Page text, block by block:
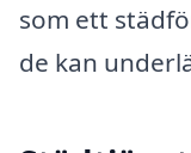
som ett
de kan